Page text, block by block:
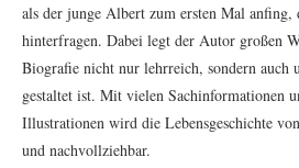
als der junge Albert zum ersten Mal
hinterfragen. Dabei legt der Autor großen
Biografie nicht nur lehrreich, sondern auch
gestaltet ist. Mit vielen Sachinformationen
Illustrationen wird die Lebensgeschichte
und nachvollziehbar.